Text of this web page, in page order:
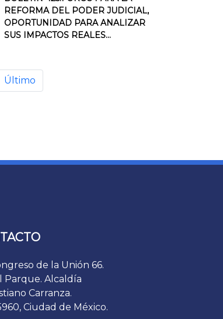
REFORMA DEL PODER JUDICIAL,
OPORTUNIDAD PARA ANALIZAR
SUS IMPACTOS REALES...
Último
de la Unión 66.
Parque. Alcaldía
Carranza.
Ciudad de México.